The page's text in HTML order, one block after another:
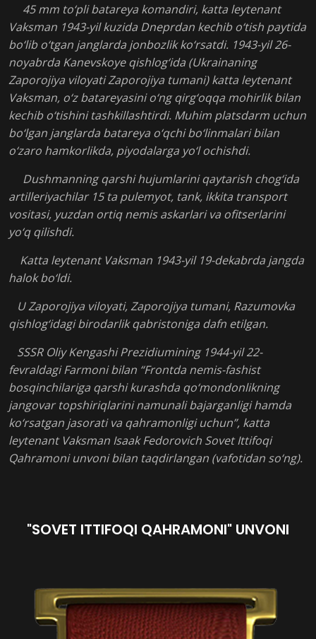
45 mm to‘pli batareya komandiri, katta leytenant
Vaksman 1943-yil kuzida Dneprdan kechib o‘tish paytida
bo‘lib o‘tgan janglarda jonbozlik ko‘rsatdi. 1943-yil 26-
noyabrda Kanevskoye qishlog‘ida (Ukrainaning
Zaporojiya viloyati Zaporojiya tumani) katta leytenant
Vaksman, o‘z batareyasini o‘ng qirg‘oqqa mohirlik bilan
kechib o‘tishini tashkillashtirdi. Muhim platsdarm uchun
bo‘lgan janglarda batareya o‘qchi bo‘linmalari bilan
o‘zaro hamkorlikda, piyodalarga yo‘l ochishdi.
Dushmanning qarshi hujumlarini qaytarish chog‘ida
artilleriyachilar 15 ta pulemyot, tank, ikkita transport
vositasi, yuzdan ortiq nemis askarlari va ofitserlarini
yo‘q qilishdi.
Katta leytenant Vaksman 1943-yil 19-dekabrda jangda
halok bo‘ldi.
U Zaporojiya viloyati, Zaporojiya tumani, Razumovka
qishlog‘idagi birodarlik qabristoniga dafn etilgan.
SSSR Oliy Kengashi Prezidiumining 1944-yil 22-
fevraldagi Farmoni bilan “Frontda nemis-fashist
bosqinchilariga qarshi kurashda qo‘mondonlikning
jangovar topshiriqlarini namunali bajarganligi hamda
ko‘rsatgan jasorati va qahramonligi uchun”, katta
leytenant Vaksman Isaak Fedorovich Sovet Ittifoqi
Qahramoni unvoni bilan taqdirlangan (vafotidan so‘ng).
"SOVET ITTIFOQI QAHRAMONI" UNVONI